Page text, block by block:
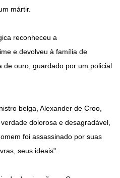
mártir.
reconheceu a
e devolveu à família de
de ouro, guardado por um policial
belga, Alexander de Croo,
dolorosa e desagradável,
foi assassinado por suas
seus ideais".